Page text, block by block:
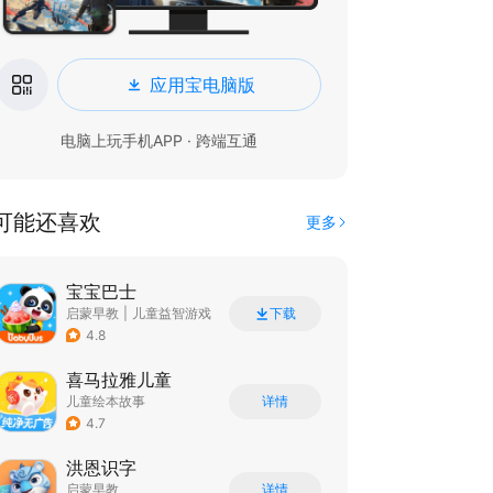
应用宝电脑版
电脑上玩手机APP · 跨端互通
能还喜欢 更多
宝宝巴士
启蒙早教
儿童益智游戏
4.8
下载
喜马拉雅儿童
儿童绘本故事
4.7
详情
洪恩识字
启蒙早教 详情